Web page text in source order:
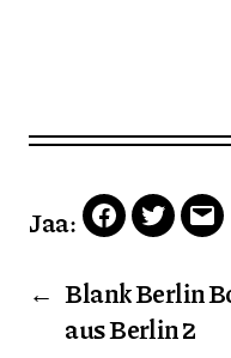
Jaa: Facebook
Twitter
← Blank Berlin
aus Berlin 2